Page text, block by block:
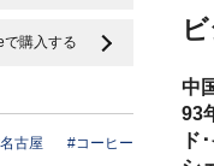
で購入する
古屋 #コーヒー
中
93
ド